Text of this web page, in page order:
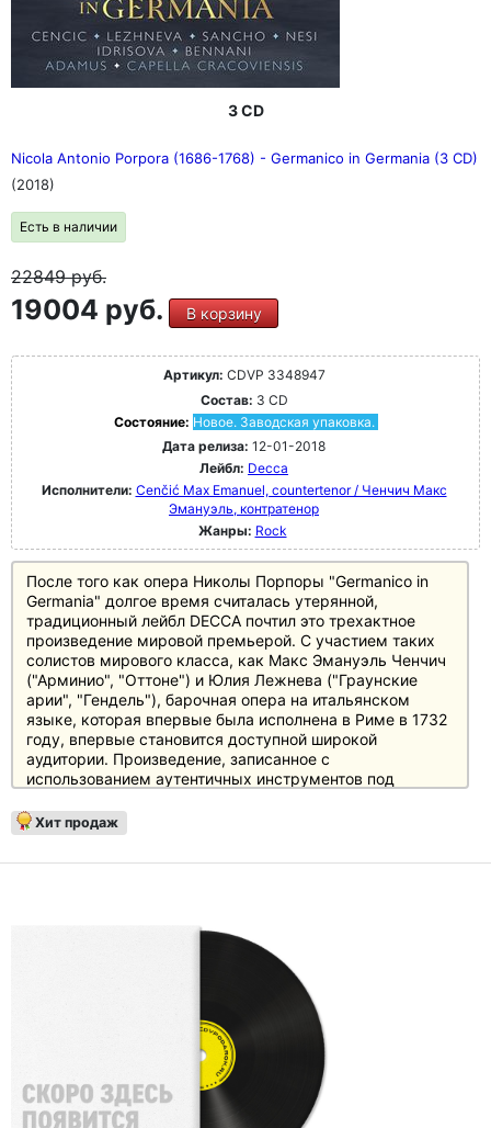
3 CD
Nicola Antonio Porpora (1686-1768) - Germanico in Germania (3 CD)
(2018)
Есть в наличии
22849руб.
19004 руб. В корзину
Артикул: CDVP 3348947
Состав: 3 CD
Состояние: Новое. Заводская упаковка.
Дата релиза: 12-01-2018
Лейбл: Decca
Исполнители: Cenčić Max Emanuel, countertenor / Ченчич Макс
Эмануэль, контратенор
Жанры: Rock
После того как опера Николы Порпоры "Germanico in
Germania" долгое время считалась утерянной,
традиционный лейбл DECCA почтил это трехактное
произведение мировой премьерой. С участием таких
солистов мирового класса, как Макс Эмануэль Ченчич
("Арминио", "Оттоне") и Юлия Лежнева ("Граунские
арии", "Гендель"), барочная опера на итальянском
языке, которая впервые была исполнена в Риме в 1732
году, впервые становится доступной широкой
аудитории. Произведение, записанное с
использованием аутентичных инструментов под
Краковиенсис, рассказывает о римском полководце
Германике (Макс Эмануэль Ченчич) и происходит в
Хит продаж